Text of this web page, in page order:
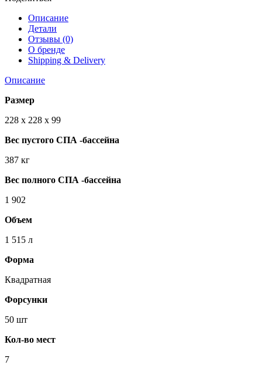
Описание
Детали
Отзывы (0)
О бренде
Shipping & Delivery
Описание
Размер
228 х 228 х 99
Вес пустого СПА -бассейна
387 кг
Вес полного СПА -бассейна
1 902
Объем
1 515 л
Форма
Квадратная
Форсунки
50 шт
Кол-во мест
7